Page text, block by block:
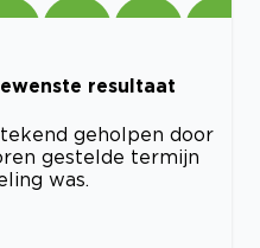
resultaat
geholpen door
gestelde termijn
was.